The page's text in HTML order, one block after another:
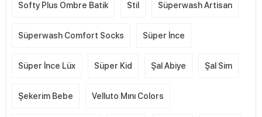
Softy Plus Ombre Batik Stil Süperwash Artisan
Süperwash Comfort Socks Süper İnce
Süper İnce Lüx Süper Kid Şal Abiye Şal Sim
Şekerim Bebe Velluto Mını Colors